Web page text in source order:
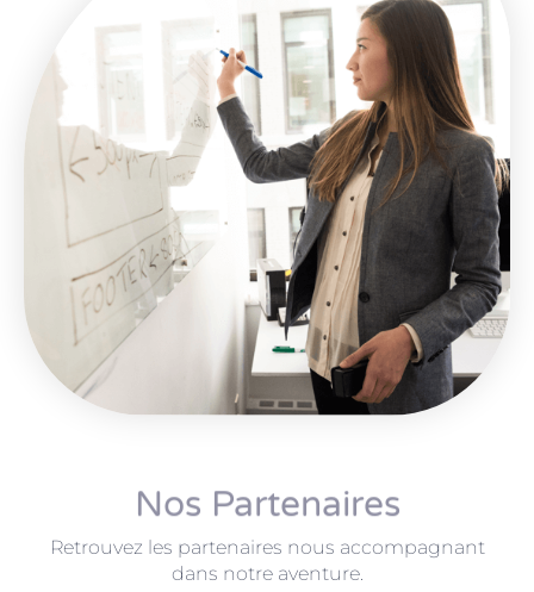
Nos Partenaires
Retrouvez les partenaires nous accompagnant
dans notre aventure.